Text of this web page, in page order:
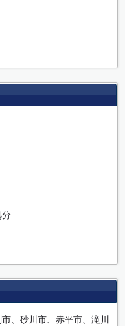
分
、砂川市、赤平市、滝川